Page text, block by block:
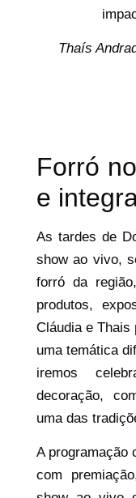
Thaís
Forró
e
As tardes de
show ao vivo,
forró da
produtos,
Cláudia e Thais
uma temática
iremos
decoração,
uma das
A programação
com